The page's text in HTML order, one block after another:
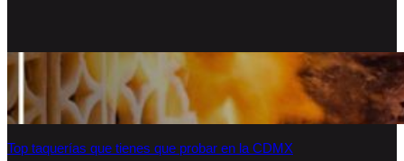
Top taquerías que tienes que probar en la CDMX